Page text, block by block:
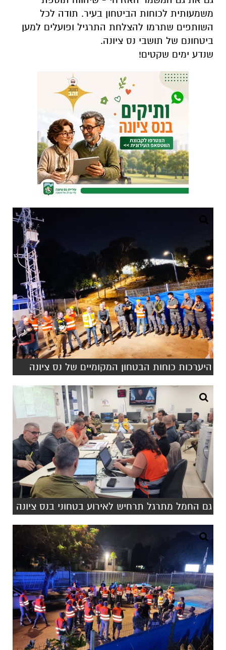
משמעותית לכוחות הביטחון בעיר. תודה לכל
השותפים שתרמו להצלחת התרגיל ופועלים למען
ביטחונם של תושבי נס ציונה.
שנדע ימים שקטים!
היערכות כוחות הבטחון המקומיים של נס ציונה
גם החמל מתרגל תרחיש לאירוע בטחוני בנס ציונה